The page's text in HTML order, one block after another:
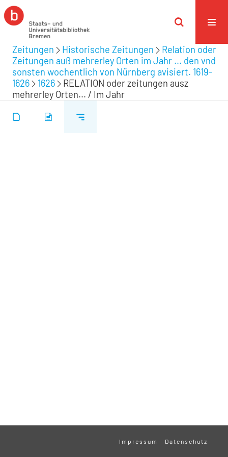
Zeitungen Historische Zeitungen
Relation oder
Zeitungen auß mehrerley Orten im Jahr ... den vnd
sonsten wochentlich von Nürnberg avisiert. 1619-
1626
1626
RELATION oder zeitungen ausz
mehrerley Orten... / Im Jahr
Impressum Datenschutz